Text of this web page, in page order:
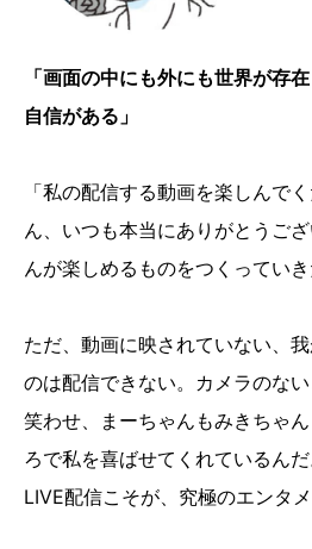
「画面の中にも外にも世界が存
自信がある」
「私の配信する動画を楽しんで
ん、いつも本当にありがとうご
んが楽しめるものをつくっていき
ただ、動画に映されていない、
のは配信できない。カメラのな
笑わせ、まーちゃんもみきちゃ
ろで私を喜ばせてくれているん
LIVE配信こそが、究極のエンタメ